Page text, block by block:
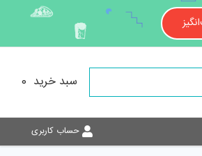
سبد خرید 0
حساب کاربری